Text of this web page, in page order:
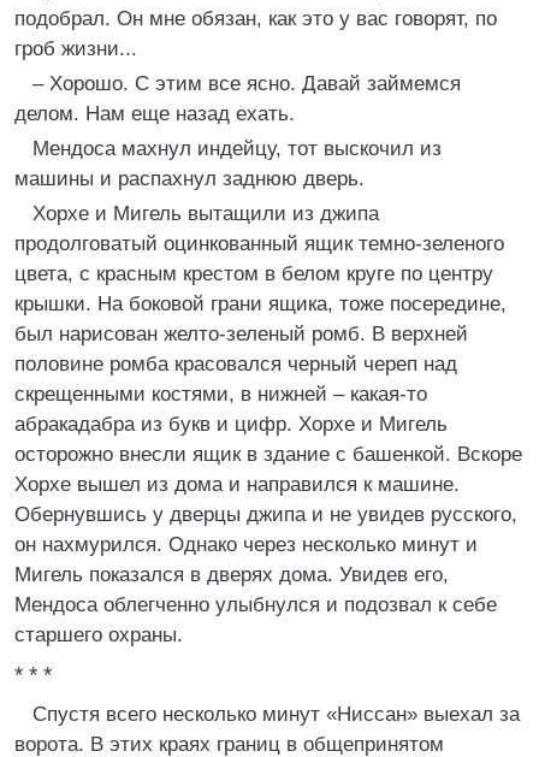
подобрал. Он мне обязан, как это у вас говорят, по
гроб жизни...
– Хорошо. С этим все ясно. Давай займемся
делом. Нам еще назад ехать.
Мендоса махнул индейцу, тот выскочил из
машины и распахнул заднюю дверь.
Хорхе и Мигель вытащили из джипа
продолговатый оцинкованный ящик темно-зеленого
цвета, с красным крестом в белом круге по центру
крышки. На боковой грани ящика, тоже посередине,
был нарисован желто-зеленый ромб. В верхней
половине ромба красовался черный череп над
скрещенными костями, в нижней – какая-то
абракадабра из букв и цифр. Хорхе и Мигель
осторожно внесли ящик в здание с башенкой. Вскоре
Хорхе вышел из дома и направился к машине.
Обернувшись у дверцы джипа и не увидев русского,
он нахмурился. Однако через несколько минут и
Мигель показался в дверях дома. Увидев его,
Мендоса облегченно улыбнулся и подозвал к себе
старшего охраны.
* * *
Спустя всего несколько минут «Ниссан» выехал за
ворота. В этих краях границ в общепринятом